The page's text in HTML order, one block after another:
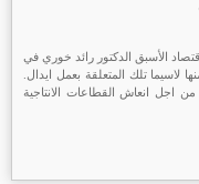
الأسبق الدكتور رائد خوري في
لاسيما تلك المتعلقة بعمل ايدال.
اجل انعاش القطاعات الانتاجية